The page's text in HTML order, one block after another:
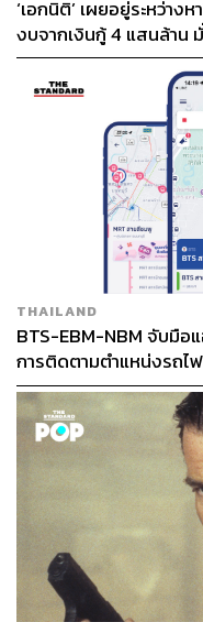
ถือเป็นการพัฒนาระบบ
ความเสี่ยงในการเกิดอุ
และผู้ร่วมทางได้อย่างดี
เสริมทัพความปลอดภัยไ
นิรภัย FSF (Full Space
นิรภัย 6 จุด และเพิ่มมุม
ภาพรอบทิศทางแบบสาม
ระบบเบรก ABS/EBD/
ระบบป้องกันล้อหมุนฟรี
ชัน HAS, ระบบควบคุมค
ควบคุมการเบรกขณะเ
ขณะเข้าโค้งด้วยความเ
รถโดยไม่ต้องเหยียบเบ
‘เอกนิติ’ เผยอยู่ระหว่าง
งบจากเงินกู้ 4 แสนล้าน
เฟส 2 มีเพียงพอ
THAILAND
BTS-EBM-NBM จับมือ
การติดตามตำแหน่งรถไ